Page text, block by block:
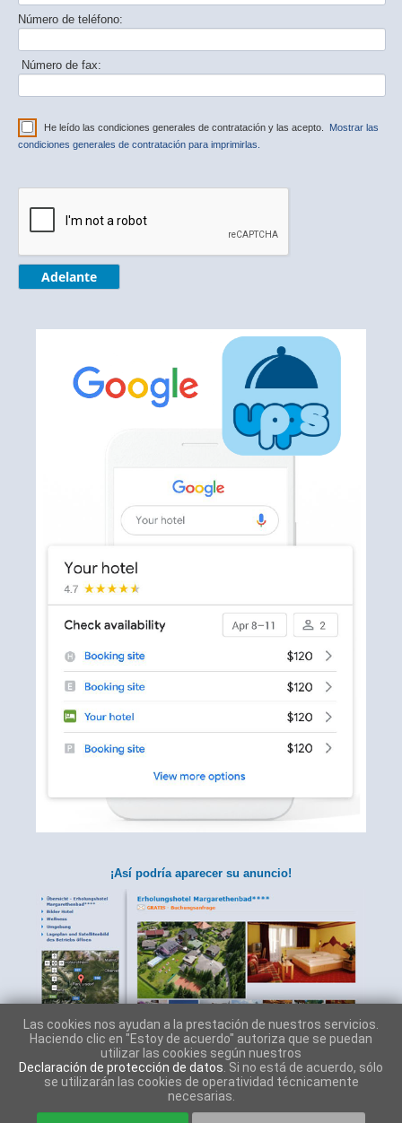
Número de teléfono:
Número de fax:
He leído las condiciones generales de contratación y las acepto. Mostrar las
condiciones generales de contratación para imprimirlas.
¡Así podría aparecer su anuncio!
Las cookies nos ayudan a la prestación de nuestros servicios.
Haciendo clic en "Estoy de acuerdo" autoriza que se puedan
utilizar las cookies según nuestros
Declaración de protección de datos . Si no está de acuerdo, sólo
se utilizarán las cookies de operatividad técnicamente
necesarias.